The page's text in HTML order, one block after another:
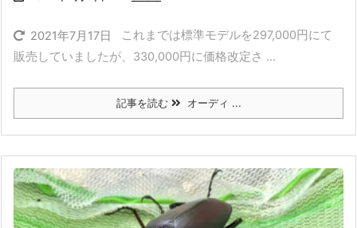
2021年7月17日
これまでは標準モデルを297,000円にて
販売していましたが、330,000円に価格改定さ ...
記事を読む オーディ ...